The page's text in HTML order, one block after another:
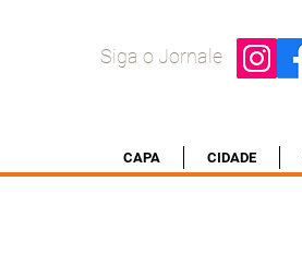
Siga o Jornale
CAPA CIDADE